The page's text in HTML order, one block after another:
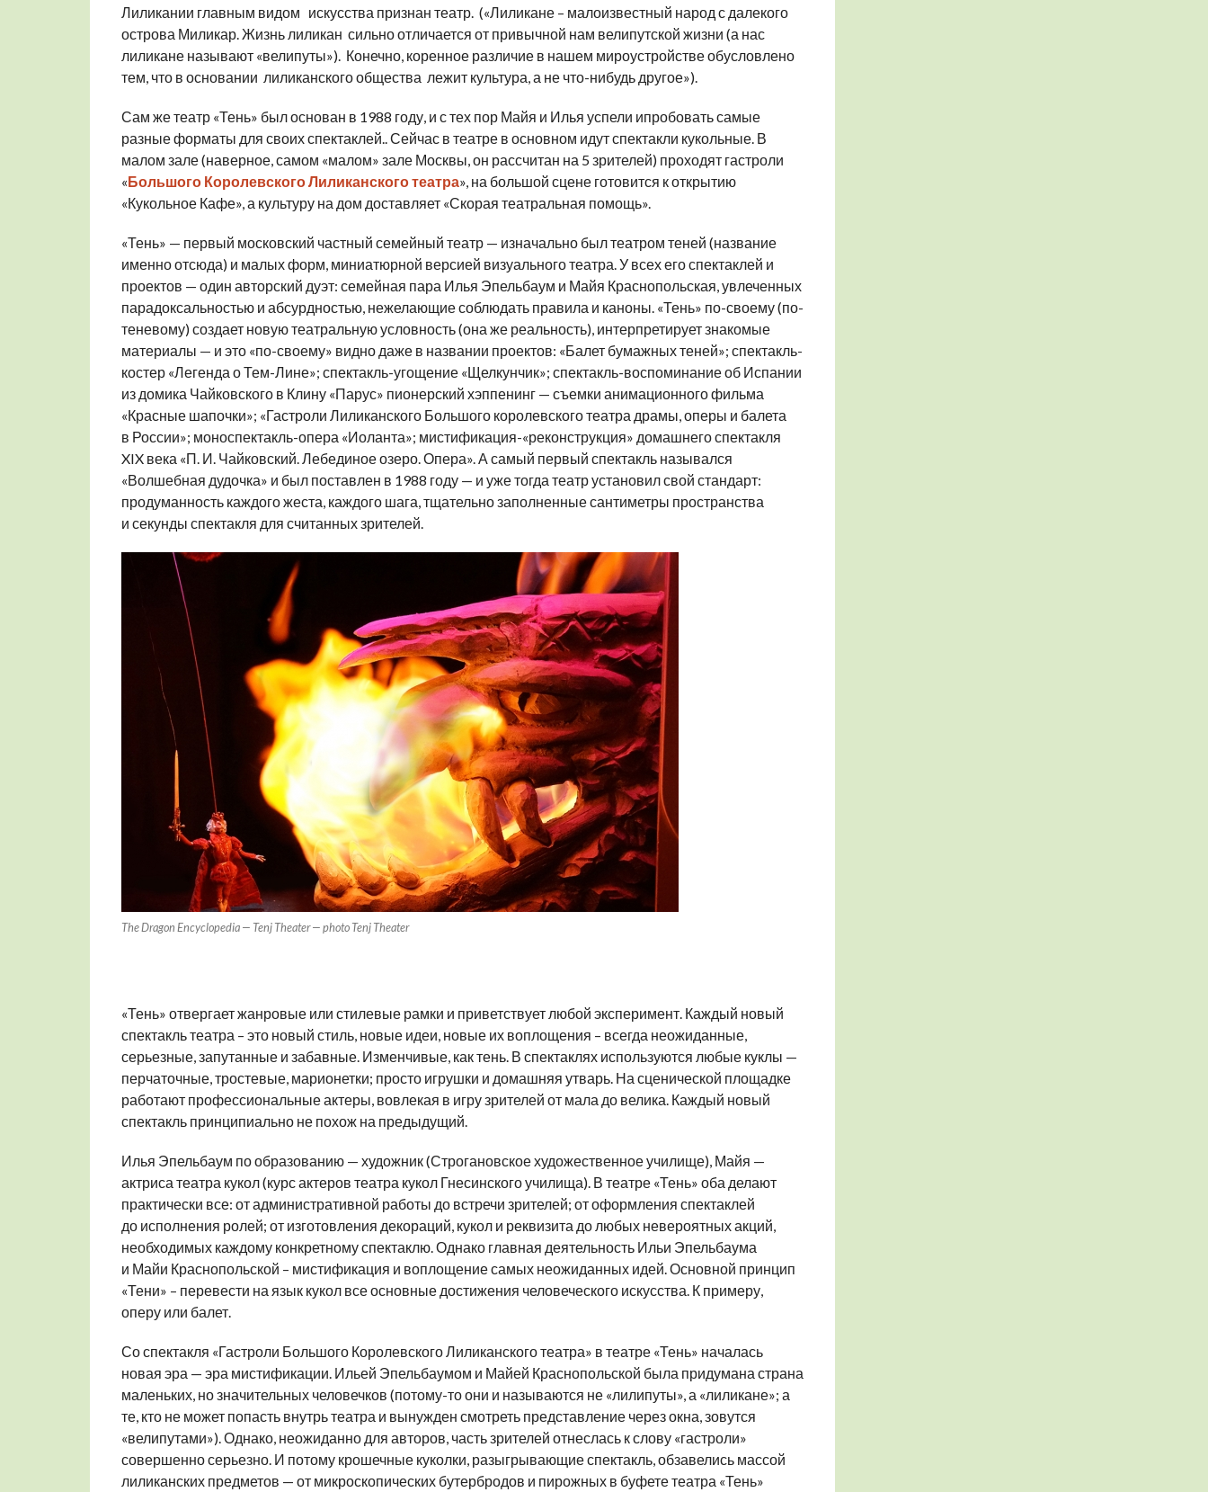
Лиликании главным видом искусства признан театр. («Лиликане – малоизвестный народ с далекого
острова Миликар. Жизнь лиликан сильно отличается от привычной нам велипутской жизни (а нас
лиликане называют «велипуты»). Конечно, коренное различие в нашем мироустройстве обусловлено
тем, что в основании лиликанского общества лежит культура, а не что-нибудь другое»).
Сам же театр «Тень» был основан в 1988 году, и с тех пор Майя и Илья успели ипробовать самые
разные форматы для своих спектаклей.. Сейчас в театре в основном идут спектакли кукольные. В
малом зале (наверное, самом «малом» зале Москвы, он рассчитан на 5 зрителей) проходят гастроли
«Большого Королевского Лиликанского театра», на большой сцене готовится к открытию
«Кукольное Кафе», а культуру на дом доставляет «Скорая театральная помощь».
«Тень» — первый московский частный семейный театр — изначально был театром теней (название
именно отсюда) и малых форм, миниатюрной версией визуального театра. У всех его спектаклей и
проектов — один авторский дуэт: семейная пара Илья Эпельбаум и Майя Краснопольская, увлеченных
парадоксальностью и абсурдностью, нежелающие соблюдать правила и каноны. «Тень» по-своему (по-
теневому) создает новую театральную условность (она же реальность), интерпретирует знакомые
материалы — и это «по-своему» видно даже в названии проектов: «Балет бумажных теней»; спектакль-
костер «Легенда о Тем-Лине»; спектакль-угощение «Щелкунчик»; спектакль-воспоминание об Испании
из домика Чайковского в Клину «Парус» пионерский хэппенинг — съемки анимационного фильма
«Красные шапочки»; «Гастроли Лиликанского Большого королевского театра драмы, оперы и балета
в России»; моноспектакль-опера «Иоланта»; мистификация-«реконструкция» домашнего спектакля
XIX века «П. И. Чайковский. Лебединое озеро. Опера». А самый первый спектакль назывался
«Волшебная дудочка» и был поставлен в 1988 году — и уже тогда театр установил свой стандарт:
продуманность каждого жеста, каждого шага, тщательно заполненные сантиметры пространства
и секунды спектакля для считанных зрителей.
The Dragon Encyclopedia — Tenj Theater — photo Tenj Theater
«Тень» отвергает жанровые или стилевые рамки и приветствует любой эксперимент. Каждый новый
спектакль театра – это новый стиль, новые идеи, новые их воплощения – всегда неожиданные,
серьезные, запутанные и забавные. Изменчивые, как тень. В спектаклях используются любые куклы —
перчаточные, тростевые, марионетки; просто игрушки и домашняя утварь. На сценической площадке
работают профессиональные актеры, вовлекая в игру зрителей от мала до велика. Каждый новый
спектакль принципиально не похож на предыдущий.
Илья Эпельбаум по образованию — художник (Строгановское художественное училище), Майя —
актриса театра кукол (курс актеров театра кукол Гнесинского училища). В театре «Тень» оба делают
практически все: от административной работы до встречи зрителей; от оформления спектаклей
до исполнения ролей; от изготовления декораций, кукол и реквизита до любых невероятных акций,
необходимых каждому конкретному спектаклю. Однако главная деятельность Ильи Эпельбаума
и Майи Краснопольской – мистификация и воплощение самых неожиданных идей. Основной принцип
«Тени» – перевести на язык кукол все основные достижения человеческого искусства. К примеру,
оперу или балет.
Со спектакля «Гастроли Большого Королевского Лиликанского театра» в театре «Тень» началась
новая эра — эра мистификации. Ильей Эпельбаумом и Майей Краснопольской была придумана страна
маленьких, но значительных человечков (потому-то они и называются не «лилипуты», а «лиликане»; а
те, кто не может попасть внутрь театра и вынужден смотреть представление через окна, зовутся
«велипутами»). Однако, неожиданно для авторов, часть зрителей отнеслась к слову «гастроли»
совершенно серьезно. И потому крошечные куколки, разыгрывающие спектакль, обзавелись массой
лиликанских предметов — от микроскопических бутербродов и пирожных в буфете театра «Тень»